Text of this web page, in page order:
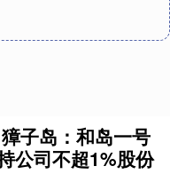
子岛：和岛一号
公司不超1%股份